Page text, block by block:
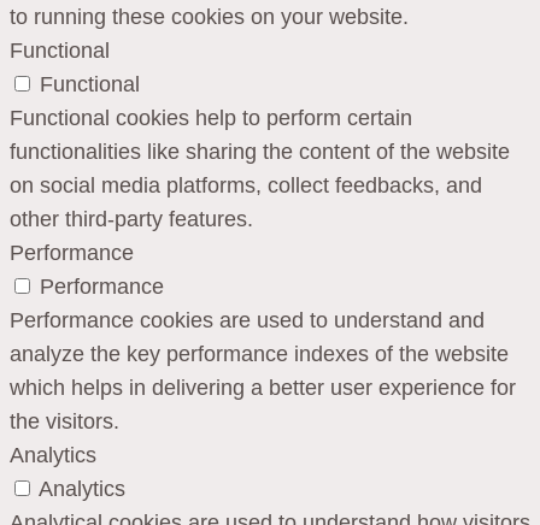
to running these cookies on your website.
Functional
Functional
Functional cookies help to perform certain
functionalities like sharing the content of the website
on social media platforms, collect feedbacks, and
other third-party features.
Performance
Performance
Performance cookies are used to understand and
analyze the key performance indexes of the website
which helps in delivering a better user experience for
the visitors.
Analytics
Analytics